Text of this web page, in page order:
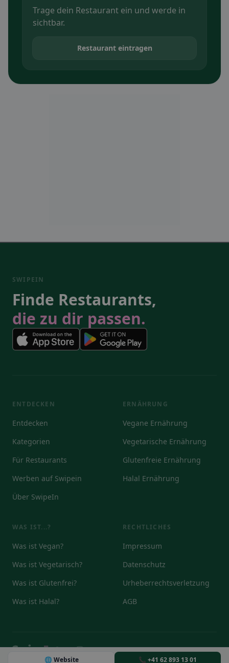
🌐 Website 📞 +41 62 893 13 01
Trage dein Restaurant ein und werde in
sichtbar.
Restaurant eintragen
SWIPEIN
Finde Restaurants,
die zu dir passen.
ENTDECKEN
Entdecken
Kategorien
Für Restaurants
Werben auf Swipein
Über SwipeIn
ERNÄHRUNG
Vegane Ernährung
Vegetarische Ernährung
Glutenfreie Ernährung
Halal Ernährung
WAS IST...?
Was ist Vegan?
Was ist Vegetarisch?
Was ist Glutenfrei?
Was ist Halal?
RECHTLICHES
Impressum
Datenschutz
Urheberrechtsverletzung
AGB
© 2026
IT